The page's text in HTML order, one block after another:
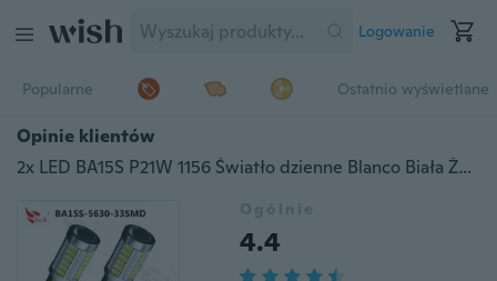
Logowanie
Popularne Ostatnio wyświetlane
Opinie klientów
2x LED BA15S P21W 1156 Światło dzienne Blanco Biała Żarówka 33-SMD 5630 5730 12V
Ogólnie
4.4